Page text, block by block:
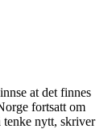
at det finnes
fortsatt om
nytt, skriver